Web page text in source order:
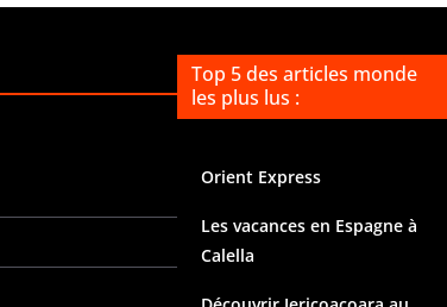
Top 5 des articles monde
les plus lus :
Orient Express
Les vacances en Espagne à
Calella